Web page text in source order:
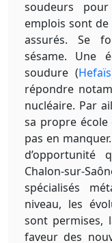
soudeurs
emplois sont
assurés. Se
sésame. Une
soudure (Hefaïs
répondre
nucléaire. Par
sa propre
pas en
Chalon-sur-
spécialisés
niveau, les
sont permises,
faveur des